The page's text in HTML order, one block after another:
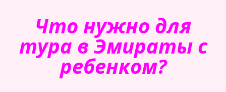
Что нужно для
тура в Эмираты с
ребенком?